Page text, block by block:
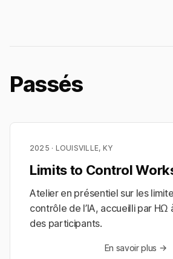
Passés
2025 · LOUISVILLE, KY
Limits to Control
Atelier en présentiel sur les
contrôle de l’IA, accueilli par HΩ
des participants.
En savoir plus →